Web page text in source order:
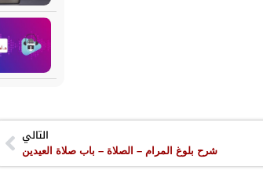
التالي
شرح بلوغ المرام – الصلاة – باب صلاة العيدين